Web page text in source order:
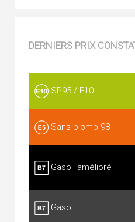
DERNIERS PRIX
SP95 / E10
Sans plomb 98
Gasoil amélioré
Gasoil